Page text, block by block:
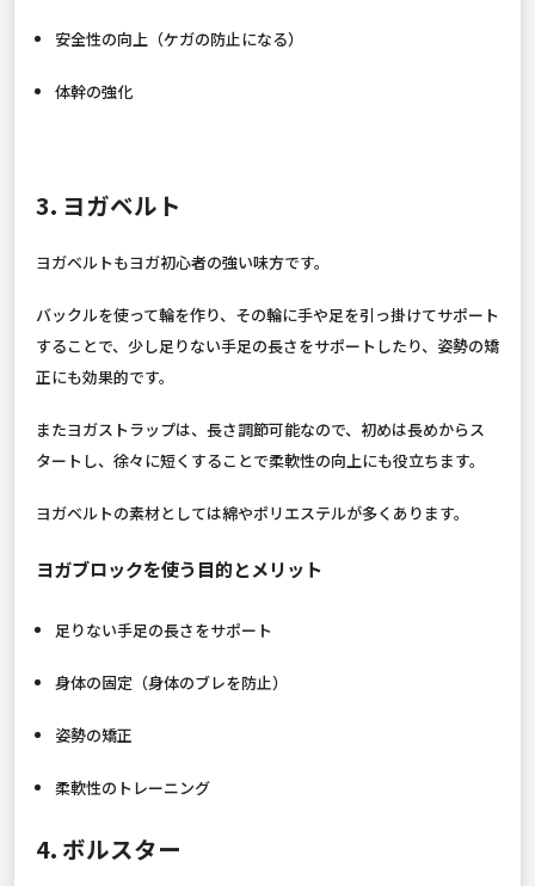
安全性の向上（ケガの防止になる）
体幹の強化
3. ヨガベルト
ヨガベルトもヨガ初心者の強い味方です。
バックルを使って輪を作り、その輪に手や足を引っ掛けてサポート
することで、少し足りない手足の長さをサポートしたり、姿勢の矯
正にも効果的です。
またヨガストラップは、長さ調節可能なので、初めは長めからス
タートし、徐々に短くすることで柔軟性の向上にも役立ちます。
ヨガベルトの素材としては綿やポリエステルが多くあります。
ヨガブロックを使う目的とメリット
足りない手足の長さをサポート
身体の固定（身体のブレを防止）
姿勢の矯正
柔軟性のトレーニング
4. ボルスター